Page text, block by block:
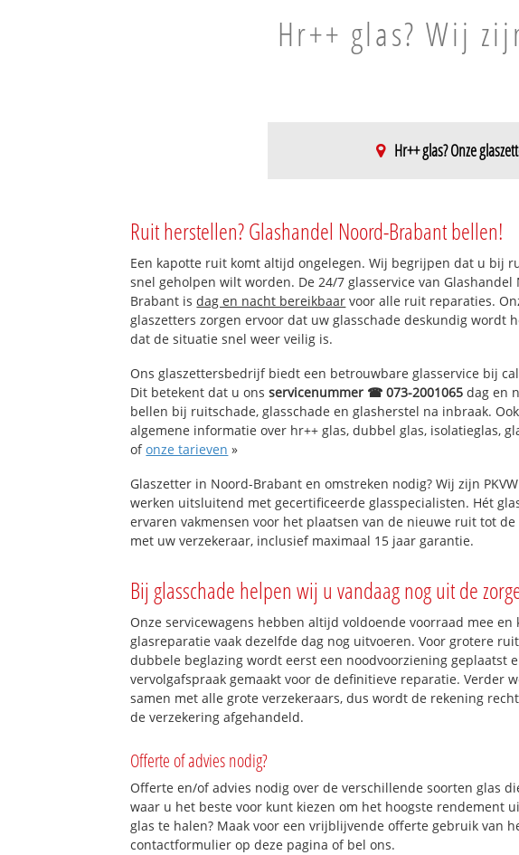
Hr++ glas? Wij
Hr++ glas? Onze
De Groote Vliet
Vlietdijk
Broekland
De Watertuinen
De Hoven
De Lanen
Landelijk gebied De Groote
Wielen
Landelijk gebied De Groote
Wielen
Graafsepoort
Graafsebuurt-Zuid
Aawijk-Noord
Graafsebuurt-Noord
Hintham-Zuid
Hintham-Noord
Ruit herstellen? Glashandel Noord-Brabant bellen!
Een kapotte ruit komt altijd ongelegen. Wij begrijpen dat u bij
snel geholpen wilt worden. De 24/7 glasservice van Glashandel
Brabant isdag en nacht bereikbaar voor alle ruit reparaties.
glaszetters zorgen ervoor dat uw glasschade deskundig wordt
dat de situatie snel weer veilig is.
Ons glaszettersbedrijf biedt een betrouwbare glasservice bij
Dit betekent dat u onsservicenummer ☎ 073-2001065 dag en
bellen bij ruitschade, glasschade en glasherstel na inbraak.
algemene informatie over hr++ glas, dubbel glas, isolatieglas,
ofonze tarieven »
Glaszetter in Noord-Brabant en omstreken nodig? Wij zijn
werken uitsluitend met gecertificeerde glasspecialisten. Hét
ervaren vakmensen voor het plaatsen van de nieuwe ruit tot
met uw verzekeraar, inclusief maximaal 15 jaar garantie.
Bij glasschade helpen wij u vandaag nog uit de
Onze servicewagens hebben altijd voldoende voorraad mee en
glasreparatie vaak dezelfde dag nog uitvoeren. Voor grotere
dubbele beglazing wordt eerst een noodvoorziening geplaatst
vervolgafspraak gemaakt voor de definitieve reparatie. Verder
samen met alle grote verzekeraars, dus wordt de rekening
de verzekering afgehandeld.
Offerte of advies nodig?
Offerte en/of advies nodig over de verschillende soorten glas
waar u het beste voor kunt kiezen om het hoogste rendement
glas te halen? Maak voor een vrijblijvende offerte gebruik van
contactformulier op deze pagina of bel ons.